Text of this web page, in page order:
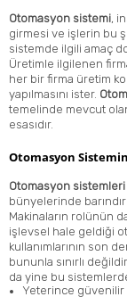
Otomasyon sistemi,
girmesi ve işlerin bu
sistemde ilgili amaç
Üretimle ilgilenen
her bir firma üretim
yapılmasını ister.
temelinde mevcut
esasıdır.
Otomasyon
Otomasyon
bünyelerinde
Makinaların rolünün
işlevsel hale geldiği
kullanımlarının son
bununla sınırlı
da yine bu
Yeterince güvenilir